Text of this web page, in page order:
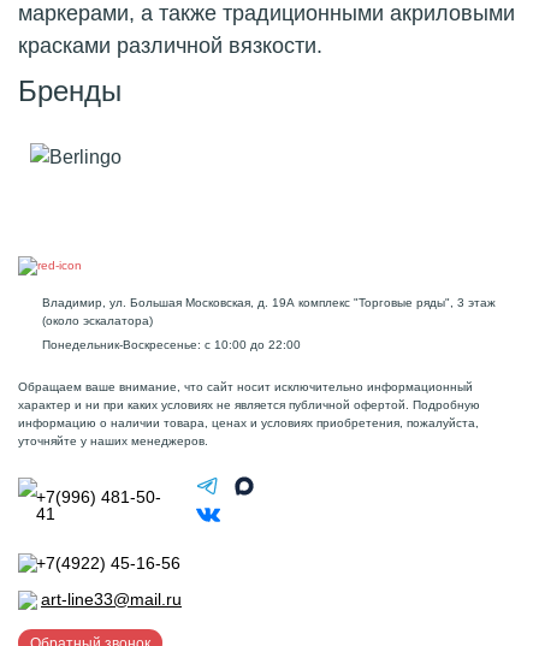
маркерами, а также традиционными акриловыми
красками различной вязкости.
Бренды
Владимир, ул. Большая Московская, д. 19А комплекс "Торговые ряды", 3 этаж
(около эскалатора)
Понедельник-Воскресенье: с 10:00 до 22:00
Обращаем ваше внимание, что сайт носит исключительно информационный
характер и ни при каких условиях не является публичной офертой. Подробную
информацию о наличии товара, ценах и условиях приобретения, пожалуйста,
уточняйте у наших менеджеров.
+7(996) 481-50-
41
+7(4922) 45-16-56
art-line33@mail.ru